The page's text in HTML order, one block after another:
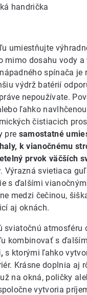
handrička
umiestňujte
mimo dosahu vody
spínača je
výdrž batérií
nepoužívate.
ľahko
čistiacich
pre samostatné
k vianočnému
prvok väčších
. Výrazná svietiaca
s ďalšími
medzi čečinou,
aj oknách.
sviatočnú atmosféru
kombinovať s
s ktorými ľahko
Krásne doplnia aj
na okná, poličky
vytvoria